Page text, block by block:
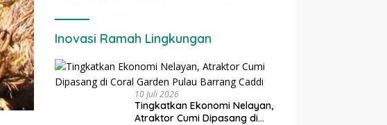
Inovasi Ramah Lingkungan
10 Juli 2026
Tingkatkan Ekonomi Nelayan,
Atraktor Cumi Dipasang di